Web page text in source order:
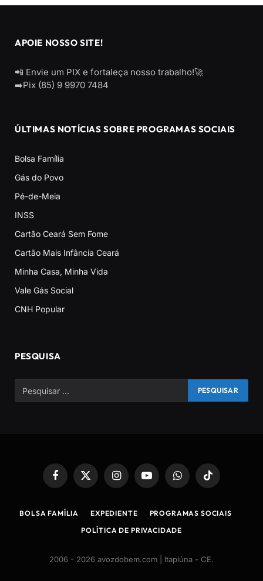
APOIE NOSSO SITE!
📲 Envie um PIX e fortaleça nosso trabalho!🚀
➡️Pix (85) 9 9970 7484
ÚLTIMAS NOTÍCIAS SOBRE PROGRAMAS SOCIAIS
Bolsa Família
Gás do Povo
Pé-de-Meia
INSS
Cartão Ceará Sem Fome
Cartão Mais Infância Ceará
Minha Casa, Minha Vida
Vale Gás Social
CNH Popular
PESQUISA
Facebook
X
(Twitter)
InstagramYouTubeWhatsAppTikTok
BOLSA FAMÍLIA EXPEDIENTE
PROGRAMAS SOCIAIS
POLÍTICA DE PRIVACIDADE
2006 - 2026 avozdobem.com | Itapiúna - CE.